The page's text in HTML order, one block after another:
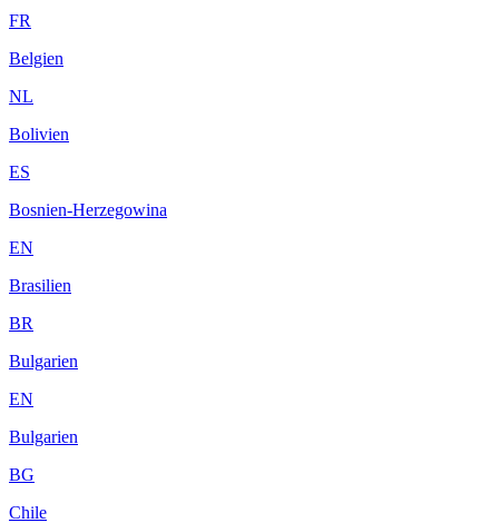
FR
Belgien
NL
Bolivien
ES
Bosnien-Herzegowina
EN
Brasilien
BR
Bulgarien
EN
Bulgarien
BG
Chile